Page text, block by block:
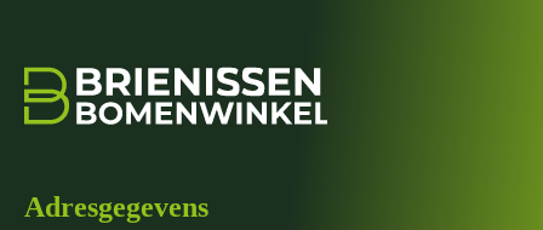
Adresgegevens